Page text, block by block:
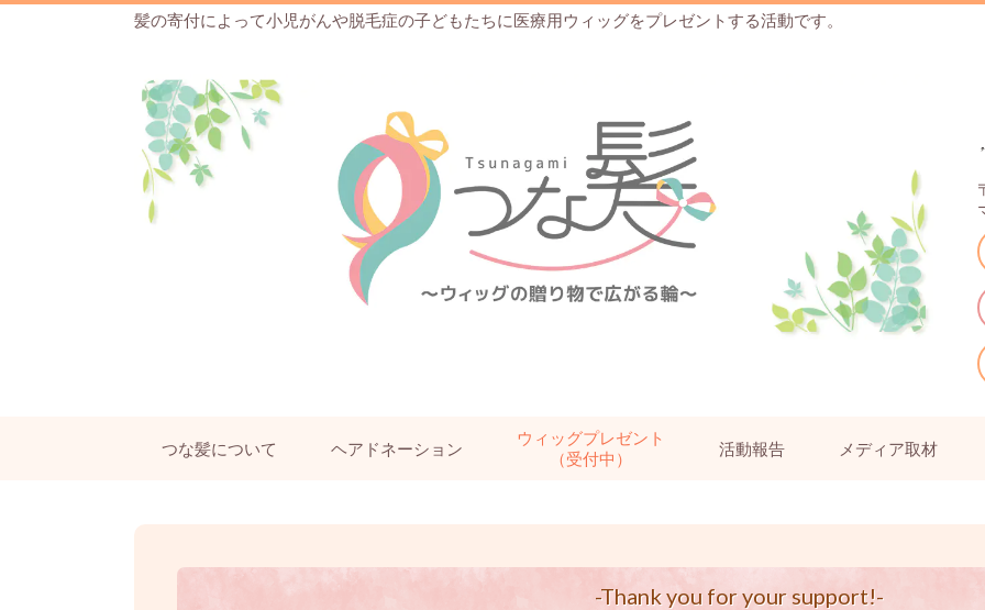
髪の寄付によって小児がんや脱毛症の子どもたちに医療用ウィッグをプレゼントする活動です。
つな髪について ヘアドネーション
ウィッグプレゼント
（受付中）
活動報告 メディア取材
-Thank you for your support!-